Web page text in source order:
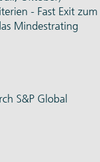
- Fast Exit zum
Mindestrating
S&P Global